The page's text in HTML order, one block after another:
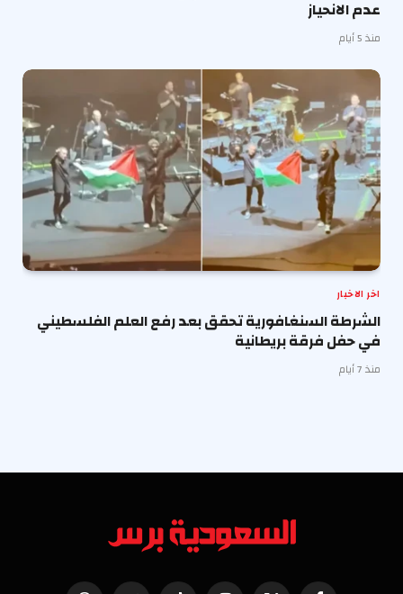
عدم الانحياز
منذ 5 أيام
اخر الاخبار
الشرطة السنغافورية تحقق بعد رفع العلم الفلسطيني
في حفل فرقة بريطانية
منذ 7 أيام